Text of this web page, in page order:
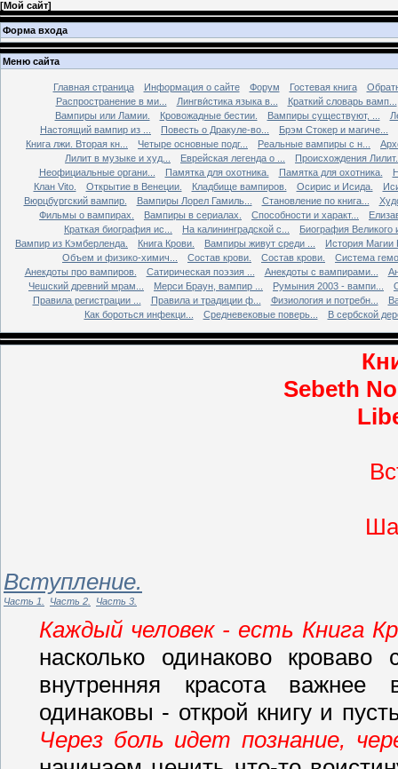
[Мой сайт]
Форма входа
Меню сайта
Главная страница Информация о сайте Форум Гостевая книга
Распространение в ми...
Лингви́стика языка в...
Краткий словарь вамп...
Вампиры или Ламии.
Кровожадные бестии. Вампиры существуют, ...
Настоящий вампир из ...
Повесть о Дракуле-во...
Брэм Стокер и магиче...
Книга лжи. Втоpая кн...
Четыре основные подг... Реальные вампиры с н...
Лилит в музыке и худ...
Еврейская легенда о ...
Происхождения Лилит.
Неофициальные органи...
Памятка для охотника. Памятка для охотника.
Клан Vito.
Открытие в Венеции. Кладбище вампиров. Осирис и Исида.
Вюрцбургский вампир.
Вампиры Лорел Гамиль... Становление по книга...
Фильмы о вампирах.
Вампиры в сериалах. Способности и характ...
Краткая биография ис...
На калининградской с...
Биография Великого
Вампир из Кэмберленда.
Книга Крови. Вампиры живут среди ...
История Магии
Объем и физико-химич...
Состав крови. Состав крови.
Система
Анекдоты про вампиров.
Сатирическая поэзия ... Анекдоты с вампирами...
Чешский древний мрам...
Мерси Браун, вампир ... Румыния 2003 - вампи...
Правила регистрации ...
Правила и традиции ф... Физиология и потребн...
Как бороться инфекци...
Средневековые поверь... В сербской
Sebeth
Вступление.
Часть 1. Часть 2. Часть 3.
Каждый человек - есть Книга
насколько одинаково
внутренняя красота
одинаковы - открой книгу и
Через боль идет познание,